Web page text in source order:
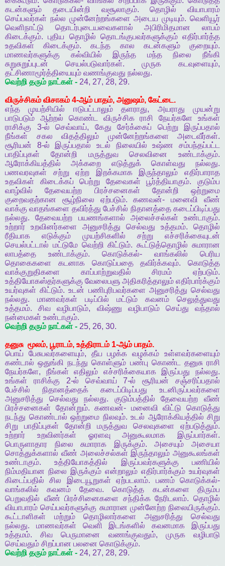
கடன்களும்
தடையின்றி வசூலாகும்.தொழில்
வியாபாரம்
செய்பவர்கள் நல்ல முன்னேற்றங்களை அடைய முடியும். வெளியூர்
வெளிநாட்டு
தொடர்புடையவைகளால் அபிரிமிதமான
லாபம்
கிடைக்கும்.புதிய தொழில் தொடங்குபவர்களுக்கும் எதிர்பார்த்த
உதவிகள்
கிடைக்கும்.கடந்த கால கடன்களும் குறையும்.
மாணவர்களுக்கு
கல்வியில் இருந்த மந்த நிலை
நீங்கி
சுறுசுறுப்புடன்
செயல்படுவார்கள். முருக கடவுளையும்,
தட்சிணாமூர்த்தியையும் வணங்குவது நல்லது.
வெற்றி தரும் நாட்கள் - 24, 27, 28, 29.
விருச்சிகம் விசாகம் 4-ஆம் பாதம், அனுஷம், கேட்டை .
எந்த
முயற்சியில் ஈடுபட்டாலும் தளராது, அயராது
முயன்று
பாடுபடும்
ஆற்றல் கொண்ட விருச்சிக ராசி நேயர்களே
உங்கள்
ராசிக்கு 3-ல் செவ்வாய், கேது சேர்க்கைப் பெற்று
இருப்பதால்
நீங்கள்
சகல விதத்திலும் முன்னேற்றங்களை அடைவீர்கள்.
சூரியன் 8-ல் இருப்பதால் உடல் நிலையில் உஷ்ண
சம்பந்தப்பட்ட
பாதிப்புகள்
தோன்றி மருத்துவ செலவினை உண்டாக்கும்.
ஆரோக்கியத்தில்
அக்கறை எடுத்துக் கொள்வது நல்லது.
பணவரவுகள்
சற்று ஏற்ற இறக்கமாக இருந்தாலும்
எதிர்பாராத
உதவிகள்
கிடைக்கப் பெற்று தேவைகள் பூர்த்தியாகும்.குடும்ப
வாழ்வில்
தேவையற்ற பிரச்சனைகள் தோன்றி
ஒற்றுமை
குறைவதற்கான
சூழ்நிலை ஏற்படும்.கணவன்-மனைவி
வீண்
வாக்கு வாதங்களை தவிர்த்து பேச்சில் நிதானத்தை கடைப்பிடிப்பது
நல்லது.தேவையற்ற பயணங்களால் அலைச்சல்கள் உண்டாகும்.
உற்றார்
உறவினர்களை அனுசரித்து செல்வது உத்தமம். தொழில்
ரீதியாக
எடுக்கும் முயற்சிகளில் சற்று
எச்சரிக்கையுடன்
செயல்பட்டால் மட்டுமே வெற்றி கிட்டும்.கூட்டுத்தொழில் சுமாரான
லாபத்தை
உண்டாக்கும். கொடுக்கல்- வாங்கலில்
பெரிய
தொகைகளை
கடனாக கொடுப்பதை தவிர்க்கவும். கொடுத்த
வாக்குறுதிகளை
காப்பாற்றுவதில் சிரமம் ஏற்படும்.
உத்தியோகஸ்தர்களுக்கு வேலைபளு அதிகரித்தாலும் எதிர்பார்க்கும்
உயர்வுகள் கிட்டும்.உடன் பணிபுரிபவர்களை அனுசரித்து செல்வது
நல்லது. மாணவர்கள் படிப்பில் மட்டும் கவனம்
செலுத்துவது
உத்தமம்.சிவ வழிபாடும், விஷ்ணு வழிபாடும் செய்து
வந்தால்
நன்மைகள் உண்டாகும்.
வெற்றி தரும் நாட்கள் - 25, 26, 30.
தனுசு மூலம், பூராடம், உத்திராடம் 1-ஆம் பாதம்.
பொய்
பேசுபவர்களையும், தீய பழக்க வழக்கம் உள்ளவர்களையும்
கண்டால் ஒதுங்கி நடந்து கொள்ளும் பண்பு கொண்ட தனுசு ராசி
நேயர்களே, நீங்கள் எதிலும் எச்சரிக்கையாக இருப்பது நல்லது.
உங்கள்
ராசிக்கு 2-ல் செவ்வாய் 7-ல் சூரியன்
சஞ்சரிப்பதால்
பேச்சில்
நிதானத்தைக் கடைப்பிடிப்பது
உடனிருப்பவர்களை
அனுசரித்து
செல்வது நல்லது. குடும்பத்தில் தேவையற்ற
வீண்
பிரச்சனைகள்
தோன்றும்.கணவன்- மனைவி விட்டு
கொடுத்து
நடந்து கொண்டால் ஒற்றுமை நிலவும். உடல் ஆரோக்கியத்தில் சிறு
சிறு
பாதிப்புகள் தோன்றி மருத்துவ செலவுகளை ஏற்படுத்தும்.
உற்றார்
உறவினர்கள் ஓரளவு அனுகூலமாக இருப்பார்கள்.
பொருளாதார
நிலை சுமாராக இருக்கும்.அசையும்
அசையா
சொத்துக்களால் வீண் அலைச்சல்கள் இருந்தாலும் அனுகூலங்கள்
உண்டாகும்.உத்தியோகத்தில் இருப்பவர்களுக்கு
பணியில்
நிம்மதியான நிலை இருக்கும் என்றாலும் எதிர்பார்க்கும் உயர்வுகள்
கிடைப்பதில்
சில இடையூறுகள் ஏற்படலாம். பணம் கொடுக்கல்-
வாங்கலில்
கவனம் தேவை.கொடுத்த கடன்களை
திரும்ப
பெறுவதில் வீண் பிரச்சினைகளை சந்திக்க நேரிடலாம்.தொழில்
வியாபாரம் செய்பவர்களுக்கு சுமாரான முன்னேற்ற நிலையிருக்கும்.
கூட்டாளிகள்
மற்றும் தொழிலார்களை அனுசரித்து
செல்வது
நல்லது. மாணவர்கள் வெளி இடங்களில் கவனமாக
இருப்பது
உத்தமம்.சிவ பெருமானை வணங்குவதும், முருக
வழிபாடு
செய்வதும் சிறப்பான பலனை கொடுக்கும்.
வெற்றி தரும் நாட்கள் - 24, 27, 28, 29.